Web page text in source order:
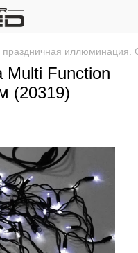
праздничная иллюминация.
Multi Function
(20319)